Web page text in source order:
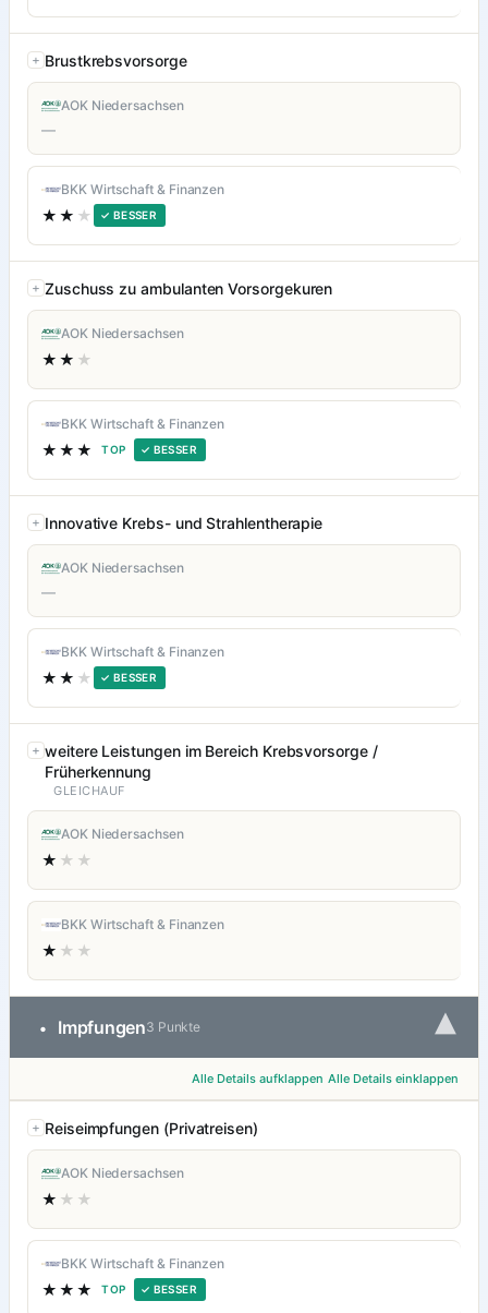
Brustkrebsvorsorge
AOK Niedersachsen
—
BKK Wirtschaft & Finanzen
★★ ★ ✓ BESSER
Zuschuss zu ambulanten Vorsorgekuren
AOK Niedersachsen
★★ ★
BKK Wirtschaft & Finanzen
★★★ TOP ✓ BESSER
Innovative Krebs- und Strahlentherapie
AOK Niedersachsen
—
BKK Wirtschaft & Finanzen
★★ ★ ✓ BESSER
weitere Leistungen im Bereich Krebsvorsorge /
Früherkennung
GLEICHAUF
AOK Niedersachsen
★ ★★
BKK Wirtschaft & Finanzen
★ ★★
• Impfungen3 Punkte ▾
Alle Details aufklappen Alle Details einklappen
Reiseimpfungen (Privatreisen)
AOK Niedersachsen
★ ★★
BKK Wirtschaft & Finanzen
★★★ TOP ✓ BESSER